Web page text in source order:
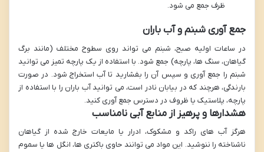
ظرف جمع می شود.
جمع آوری شبنم و آب باران
در ساعات اولیه صبح، شبنم می تواند روی سطوح مختلف (مانند برگ
گیاهان، سنگ ها، پارچه) جمع شود. با استفاده از یک پارچه تمیز می توانید
شبنم را جمع آوری و سپس آن را بفشارید تا آب استخراج شود. در صورت
بارندگی، هرچند که در بیابان نادر است، می توانید آب باران را با استفاده از
پارچه، پلاستیک یا ظروف در دسترس جمع آوری کنید.
هشدارها و پرهیز از منابع آبی نامناسب
هرگز آب های راکد و مشکوک، ادرار یا مایعات خارج شده از گیاهان
ناشناخته را ننوشید. این مواد می توانند حاوی باکتری ها، انگل ها یا سموم